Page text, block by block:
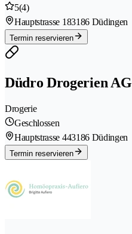
5(4)
Hauptstrasse 183186 Düdingen
Termin reservieren
Düdro Drogerien AG
Drogerie
Geschlossen
Hauptstrasse 443186 Düdingen
Termin reservieren